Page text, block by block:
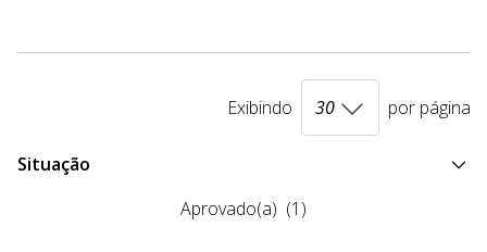
Exibindo por página
Situação
Aprovado(a) (1)